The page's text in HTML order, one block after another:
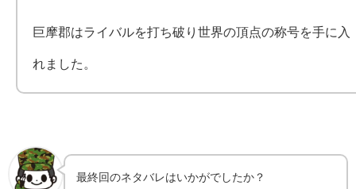
巨摩郡はライバルを打ち破り世界の頂点の称号を手に入
れました。
最終回のネタバレはいかがでしたか？